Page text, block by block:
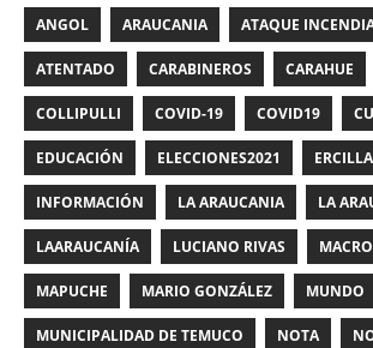
ANGOL ARAUCANIA ATAQUE
ATENTADO CARABINEROS CARAHUE
COLLIPULLI COVID-19 COVID19
EDUCACIÓN ELECCIONES2021 ERCILLA
INFORMACIÓN LA ARAUCANIA LA
LAARAUCANÍA LUCIANO RIVAS
MAPUCHE MARIO GONZÁLEZ MUNDO
MUNICIPALIDAD DE TEMUCO NOTA